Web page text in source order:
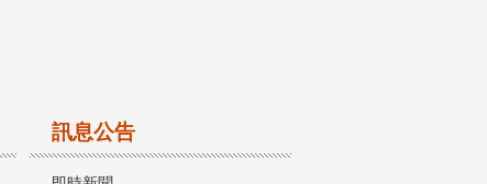
訊息公告